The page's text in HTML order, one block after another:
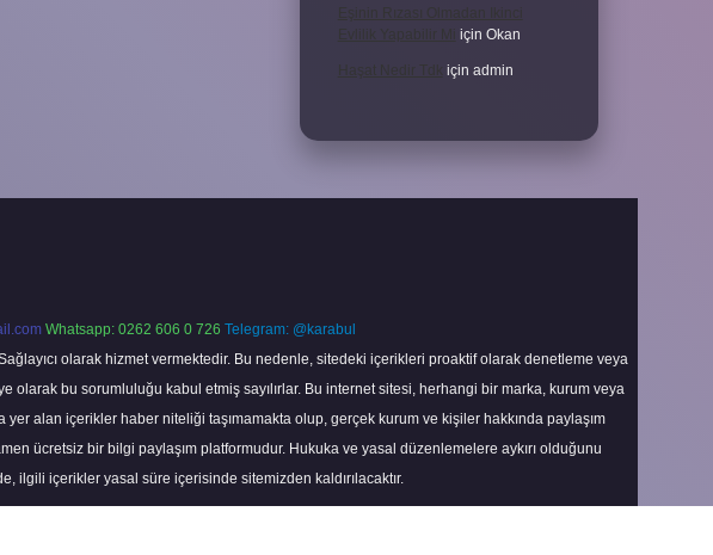
Eşinin Rızası Olmadan Ikinci
Evlilik Yapabilir Mi için Okan
Haşat Nedir Tdk için admin
Whatsapp: 0262 606 0 726 Telegram: @karabul
olarak hizmet vermektedir. Bu nedenle, sitedeki içerikleri proaktif olarak denetleme veya
olarak bu sorumluluğu kabul etmiş sayılırlar. Bu internet sitesi, herhangi bir marka, kurum veya
yer alan içerikler haber niteliği taşımamakta olup, gerçek kurum ve kişiler hakkında paylaşım
ücretsiz bir bilgi paylaşım platformudur. Hukuka ve yasal düzenlemelere aykırı olduğunu
ilgili içerikler yasal süre içerisinde sitemizden kaldırılacaktır.